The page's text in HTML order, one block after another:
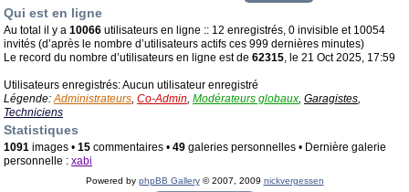
Qui est en ligne
Au total il y a 10066 utilisateurs en ligne :: 12 enregistrés, 0 invisible et 10054
invités (d’après le nombre d’utilisateurs actifs ces 999 dernières minutes)
Le record du nombre d’utilisateurs en ligne est de 62315, le 21 Oct 2025, 17:59
Utilisateurs enregistrés: Aucun utilisateur enregistré
Légende:Administrateurs, Co-Admin, Modérateurs globaux, Garagistes,
Techniciens
Statistiques
1091 images • 15 commentaires • 49 galeries personnelles • Dernière galerie
personnelle : xabi
Powered by phpBB Gallery© 2007, 2009 nickvergessen